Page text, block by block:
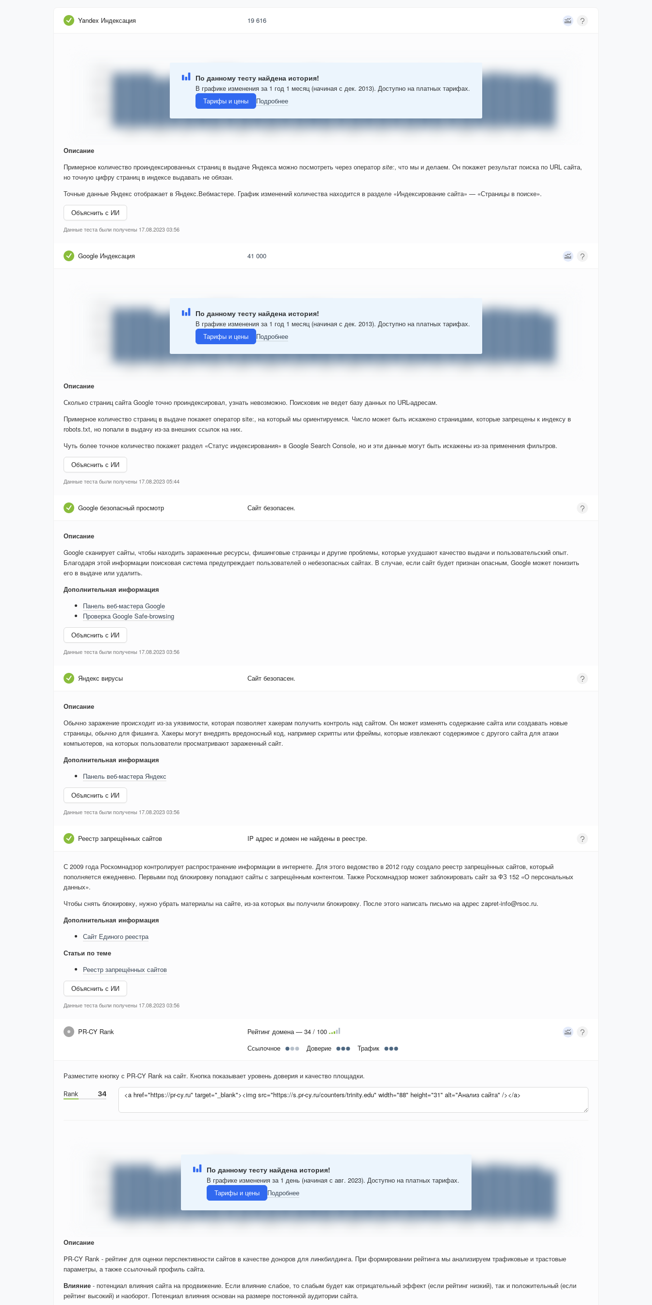
Yandex Индексация 19 616
По данному тесту найдена история!
В графике изменения за 1 год 1 месяц (начиная с дек. 2013). Доступно на платных тарифах.
Тарифы и цены
Подробнее
Описание
Примерное количество проиндексированных страниц в выдаче Яндекса можно посмотреть через оператор site:, что мы и делаем. Он покажет результат поиска по URL сайта,
но точную цифру страниц в индексе выдавать не обязан.
Точные данные Яндекс отображает в Яндекс.Вебмастере. График изменений количества находится в разделе «Индексирование сайта» — «Страницы в поиске».
Объяснить с ИИ
Данные теста были получены 17.08.2023 03:56
Google Индексация 41 000
По данному тесту найдена история!
В графике изменения за 1 год 1 месяц (начиная с дек. 2013). Доступно на платных тарифах.
Тарифы и цены
Подробнее
Описание
Сколько страниц сайта Google точно проиндексировал, узнать невозможно. Поисковик не ведет базу данных по URL-адресам.
Примерное количество страниц в выдаче покажет оператор site:, на который мы ориентируемся. Число может быть искажено страницами, которые запрещены к индексу в
robots.txt, но попали в выдачу из-за внешних ссылок на них.
Чуть более точное количество покажет раздел «Статус индексирования» в Google Search Console, но и эти данные могут быть искажены из-за применения фильтров.
Объяснить с ИИ
Данные теста были получены 17.08.2023 05:44
Google безопасный просмотр Сайт безопасен.
Описание
Google сканирует сайты, чтобы находить зараженные ресурсы, фишинговые страницы и другие проблемы, которые ухудшают качество выдачи и пользовательский опыт.
Благодаря этой информации поисковая система предупреждает пользователей о небезопасных сайтах. В случае, если сайт будет признан опасным, Google может понизить
его в выдаче или удалить.
Дополнительная информация
Панель веб-мастера Google
Проверка Google Safe-browsing
Объяснить с ИИ
Данные теста были получены 17.08.2023 03:56
Яндекс вирусы Сайт безопасен.
Описание
Обычно заражение происходит из-за уязвимости, которая позволяет хакерам получить контроль над сайтом. Он может изменять содержание сайта или создавать новые
страницы, обычно для фишинга. Хакеры могут внедрять вредоносный код, например скрипты или фреймы, которые извлекают содержимое с другого сайта для атаки
компьютеров, на которых пользователи просматривают зараженный сайт.
Дополнительная информация
Панель веб-мастера Яндекс
Объяснить с ИИ
Данные теста были получены 17.08.2023 03:56
Реестр запрещённых сайтов IP адрес и домен не найдены в реестре.
С 2009 года Роскомнадзор контролирует распространение информации в интернете. Для этого ведомство в 2012 году создало реестр запрещённых сайтов, который
пополняется ежедневно. Первыми под блокировку попадают сайты с запрещённым контентом. Также Роскомнадзор может заблокировать сайт за ФЗ 152 «О персональных
данных».
Чтобы снять блокировку, нужно убрать материалы на сайте, из-за которых вы получили блокировку. После этого написать письмо на адрес zapret-info@rsoc.ru.
Дополнительная информация
Сайт Единого реестра
Статьи по теме
Реестр запрещённых сайтов
Объяснить с ИИ
Данные теста были получены 17.08.2023 03:56
PR-CY Rank
Рейтинг домена — 34 / 100
Ссылочное
Доверие Трафик
Разместите кнопку с PR-CY Rank на сайт. Кнопка показывает уровень доверия и качество площадки.
По данному тесту найдена история!
В графике изменения за 1 день (начиная с авг. 2023). Доступно на платных тарифах.
Тарифы и цены
Подробнее
Описание
PR-CY Rank - рейтинг для оценки перспективности сайтов в качестве доноров для линкбилдинга. При формировании рейтинга мы анализируем трафиковые и трастовые
параметры, а также ссылочный профиль сайта.
Влияние - потенциал влияния сайта на продвижение. Если влияние слабое, то слабым будет как отрицательный эффект (если рейтинг низкий), так и положительный (если
рейтинг высокий) и наоборот. Потенциал влияния основан на размере постоянной аудитории сайта.